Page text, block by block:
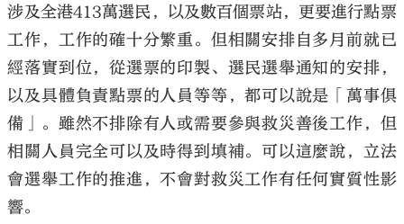
涉及全港413萬選民，以及數百個票站，更要進行點票
工作，工作的確十分繁重。但相關安排自多月前就已
經落實到位，從選票的印製、選民選舉通知的安排，
以及具體負責點票的人員等等，都可以說是「萬事俱
備」。雖然不排除有人或需要參與救災善後工作，但
相關人員完全可以及時得到填補。可以這麼說，立法
會選舉工作的推進，不會對救災工作有任何實質性影
響。